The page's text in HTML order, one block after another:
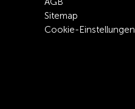
Sitemap
Cookie-Einstellungen